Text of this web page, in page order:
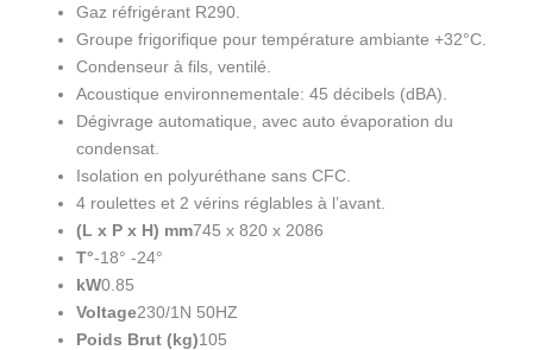
Gaz réfrigérant R290.
Groupe frigorifique pour température ambiante +32°C.
Condenseur à fils, ventilé.
Acoustique environnementale: 45 décibels (dBA).
Dégivrage automatique, avec auto évaporation du
condensat.
Isolation en polyuréthane sans CFC.
4 roulettes et 2 vérins réglables à l’avant.
(L x P x H) mm745 x 820 x 2086
T°-18° -24°
kW0.85
Voltage230/1N 50HZ
Poids Brut (kg)105